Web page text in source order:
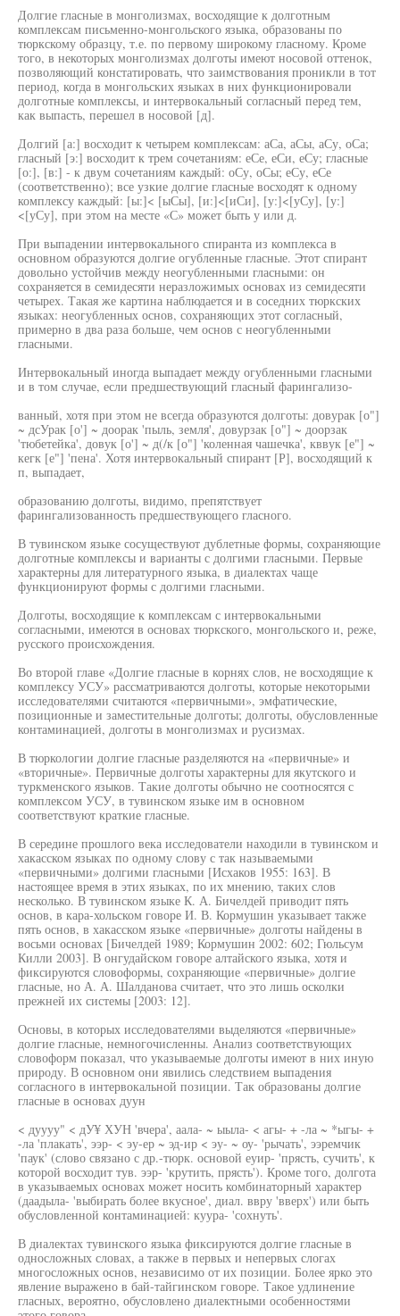
Долгие гласные в монголизмах, восходящие к долготным
комплексам письменно-монгольского языка, образованы по
тюркскому образцу, т.е. по первому широкому гласному. Кроме
того, в некоторых монголизмах долготы имеют носовой оттенок,
позволяющий констатировать, что заимствования проникли в тот
период, когда в монгольских языках в них функционировали
долготные комплексы, и интервокальный согласный перед тем,
как выпасть, перешел в носовой [д].
Долгий [а:] восходит к четырем комплексам: аСа, аСы, аСу, оСа;
гласный [э:] восходит к трем сочетаниям: еСе, еСи, еСу; гласные
[о:], [в:] - к двум сочетаниям каждый: оСу, оСы; еСу, еСе
(соответственно); все узкие долгие гласные восходят к одному
комплексу каждый: [ы:]< [ыСы], [и:]<[иСи], [у:]<[уСу], [у:]
<[уСу], при этом на месте «С» может быть у или д.
При выпадении интервокального спиранта из комплекса в
основном образуются долгие огубленные гласные. Этот спирант
довольно устойчив между неогубленными гласными: он
сохраняется в семидесяти неразложимых основах из семидесяти
четырех. Такая же картина наблюдается и в соседних тюркских
языках: неогубленных основ, сохраняющих этот согласный,
примерно в два раза больше, чем основ с неогубленными
гласными.
Интервокальный иногда выпадает между огубленными гласными
и в том случае, если предшествующий гласный фарингализо-
ванный, хотя при этом не всегда образуются долготы: довурак [о"]
~ дсУрак [о'] ~ доорак 'пыль, земля', довурзак [о"] ~ доорзак
'тюбетейка', довук [о'] ~ д(/к [о"] 'коленная чашечка', кввук [е"] ~
кегк [е"] 'пена'. Хотя интервокальный спирант [Р], восходящий к
п, выпадает,
образованию долготы, видимо, препятствует
фарингализованность предшествующего гласного.
В тувинском языке сосуществуют дублетные формы, сохраняющие
долготные комплексы и варианты с долгими гласными. Первые
характерны для литературного языка, в диалектах чаще
функционируют формы с долгими гласными.
Долготы, восходящие к комплексам с интервокальными
согласными, имеются в основах тюркского, монгольского и, реже,
русского происхождения.
Во второй главе «Долгие гласные в корнях слов, не восходящие к
комплексу УСУ» рассматриваются долготы, которые некоторыми
исследователями считаются «первичными», эмфатические,
позиционные и заместительные долготы; долготы, обусловленные
контаминацией, долготы в монголизмах и русизмах.
В тюркологии долгие гласные разделяются на «первичные» и
«вторичные». Первичные долготы характерны для якутского и
туркменского языков. Такие долготы обычно не соотносятся с
комплексом УСУ, в тувинском языке им в основном
соответствуют краткие гласные.
В середине прошлого века исследователи находили в тувинском и
хакасском языках по одному слову с так называемыми
«первичными» долгими гласными [Исхаков 1955: 163]. В
настоящее время в этих языках, по их мнению, таких слов
несколько. В тувинском языке К. А. Бичелдей приводит пять
основ, в кара-хольском говоре И. В. Кормушин указывает также
пять основ, в хакасском языке «первичные» долготы найдены в
восьми основах [Бичелдей 1989; Кормушин 2002: 602; Гюльсум
Килли 2003]. В онгудайском говоре алтайского языка, хотя и
фиксируются словоформы, сохраняющие «первичные» долгие
гласные, но А. А. Шалданова считает, что это лишь осколки
прежней их системы [2003: 12].
Основы, в которых исследователями выделяются «первичные»
долгие гласные, немногочисленны. Анализ соответствующих
словоформ показал, что указываемые долготы имеют в них иную
природу. В основном они явились следствием выпадения
согласного в интервокальной позиции. Так образованы долгие
гласные в основах дуун
< дуууу" < дУ¥ ХУН 'вчера', аала- ~ ыыла- < агы- + -ла ~ *ыгы- +
-ла 'плакать', ээр- < эу-ер ~ эд-ир < эу- ~ оу- 'рычать', ээремчик
'паук' (слово связано с др.-тюрк. основой еуир- 'прясть, сучить', к
которой восходит тув. ээр- 'крутить, прясть'). Кроме того, долгота
в указываемых основах может носить комбинаторный характер
(даадыла- 'выбирать более вкусное', диал. ввру 'вверх') или быть
обусловленной контаминацией: куура- 'сохнуть'.
В диалектах тувинского языка фиксируются долгие гласные в
односложных словах, а также в первых и непервых слогах
многосложных основ, независимо от их позиции. Более ярко это
явление выражено в бай-тайгинском говоре. Такое удлинение
гласных, вероятно, обусловлено диалектными особенностями